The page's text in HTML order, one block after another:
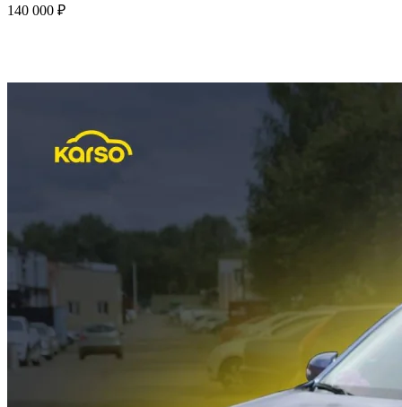
140 000 ₽